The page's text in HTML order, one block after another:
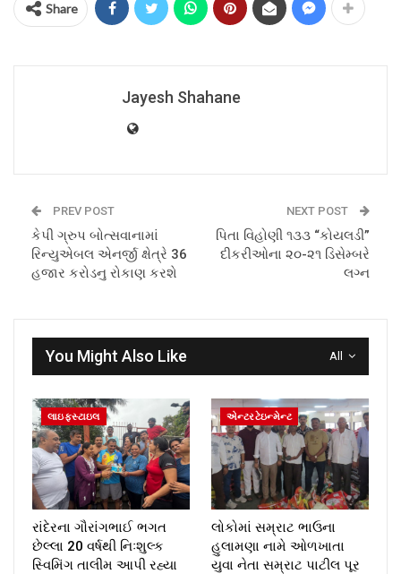
Share
Jayesh Shahane
PREV POST
કેપી ગ્રુપ બોત્સવાનામાં
રિન્યુએબલ એનર્જી ક્ષેત્રે 36
હજાર કરોડનુ રોકાણ કરશે
NEXT POST
પિતા વિહોણી ૧૩૩ “કોયલડી”
દીકરીઓના ૨૦-૨૧ ડિસેમ્બરે
લગ્ન
All
You Might Also Like
લાઇફસ્ટાઇલ
રાંદેરના ગૌરાંગભાઈ ભગત
છેલ્લા 20 વર્ષથી નિઃશુલ્ક
સ્વિમિંગ તાલીમ આપી રહ્યા
એન્ટરટેઇન્મેન્ટ
લોકોમાં સમ્રાટ ભાઉના
હુલામણા નામે ઓળખાતા
યુવા નેતા સમ્રાટ પાટીલ પૂર